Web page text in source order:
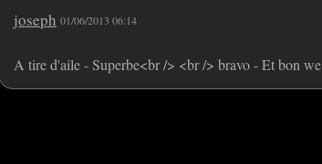
joseph 01/06/2013 06:14
A tire d'aile - Superbe<br /> <br /> bravo - Et bon we